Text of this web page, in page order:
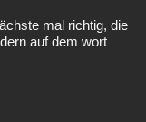
mal richtig, die
auf dem wort